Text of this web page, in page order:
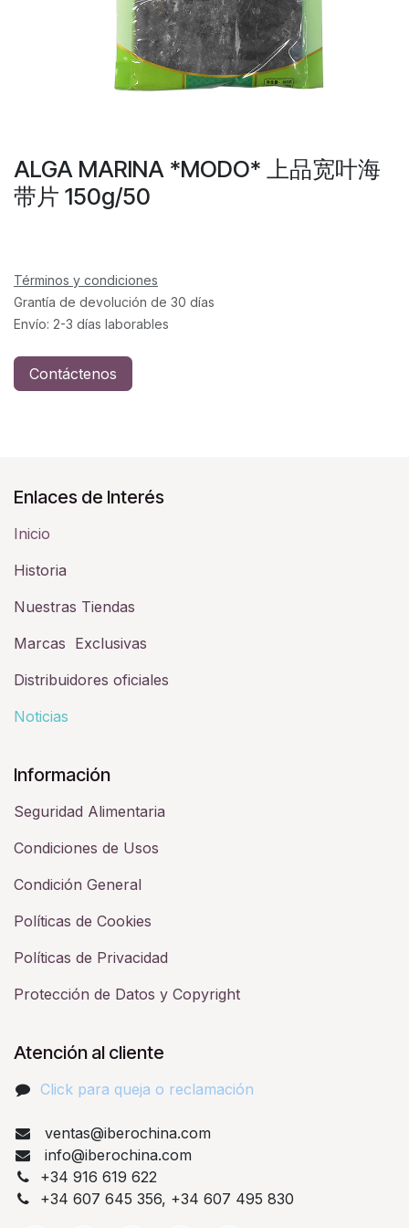
ALGA MARINA *MODO* 上品宽叶海
带片 150g/50
Términos y condiciones
Grantía de devolución de 30 días
Envío: 2-3 días laborables
Contáctenos
Enlaces de Interés
Inicio
Historia​
Nuestras Tiendas
Marcas Exclusivas
Distribuidores oficiales
Noticias
Información
Seguridad Alimentaria
Condiciones de Usos
Condición General
Políticas de Cookies
Políticas de Privacidad
Protección de Datos y Copyright
Atención al cliente
Click para queja o reclamación​
ventas@iberochina.com
info@iberochina.com
+34 916 619 622
+34 607 645 356, +34 607 495 830